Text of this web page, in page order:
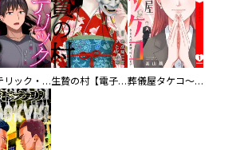
ヒステリック・ハーレム～搾られる男と堕ちる女～【電子単行本版】 生贄の村【電子単行本版】 葬儀屋タケコ～あなたの最期、叶えます【電子単行本版】